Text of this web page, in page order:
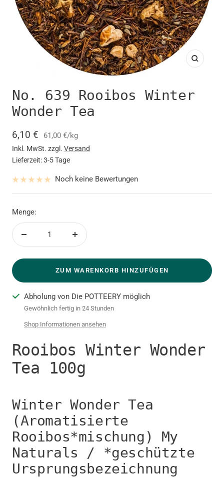
Zoom
No. 639 Rooibos Winter
Wonder Tea
Angebotspreis
6,10 € 61,00 €/kg
Inkl. MwSt. zzgl. Versand
Lieferzeit: 3-5 Tage
Noch keine Bewertungen
Menge:
Menge
ZUM WARENKORB HINZUFÜGEN
Abholung von Die POTTEERY möglich
Gewöhnlich fertig in 24 Stunden
Shop Informationen ansehen
Rooibos Winter Wonder
Tea 100g
Winter Wonder Tea
(Aromatisierte
Rooibos*mischung) My
Naturals / *geschützte
Ursprungsbezeichnung